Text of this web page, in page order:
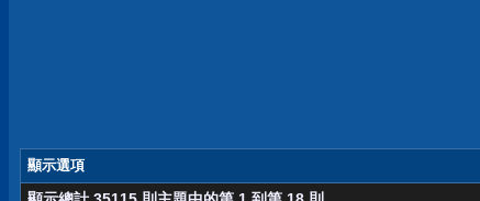
顯示選項